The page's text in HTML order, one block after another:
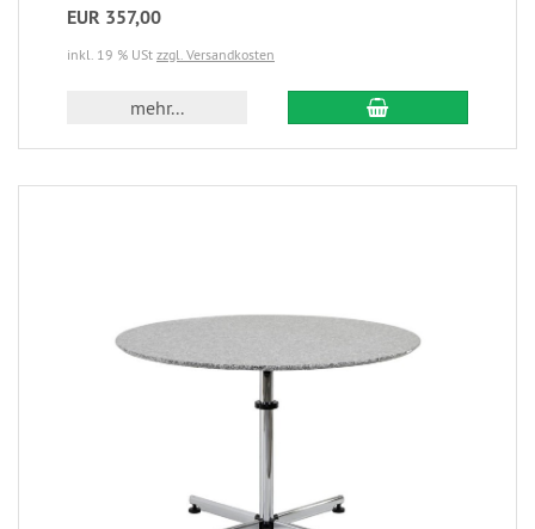
EUR 357,00
inkl. 19 % USt zzgl. Versandkosten
mehr...